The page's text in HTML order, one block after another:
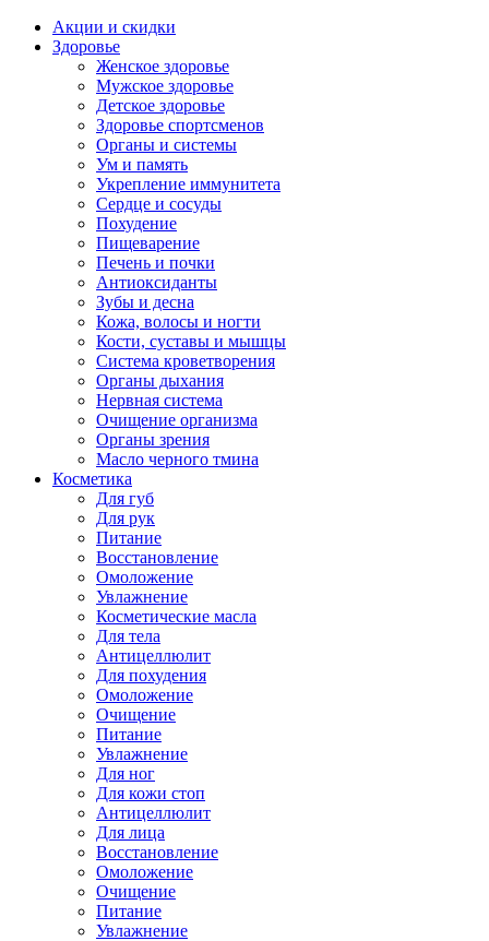
Акции и скидки
Здоровье
Женское здоровье
Мужское здоровье
Детское здоровье
Здоровье спортсменов
Органы и системы
Ум и память
Укрепление иммунитета
Сердце и сосуды
Похудение
Пищеварение
Печень и почки
Антиоксиданты
Зубы и десна
Кожа, волосы и ногти
Кости, суставы и мышцы
Система кроветворения
Органы дыхания
Нервная система
Очищение организма
Органы зрения
Масло черного тмина
Косметика
Для губ
Для рук
Питание
Восстановление
Омоложение
Увлажнение
Косметические масла
Для тела
Антицеллюлит
Для похудения
Омоложение
Очищение
Питание
Увлажнение
Для ног
Для кожи стоп
Антицеллюлит
Для лица
Восстановление
Омоложение
Очищение
Питание
Увлажнение